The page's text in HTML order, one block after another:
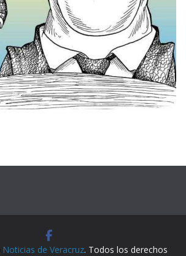
Noticias de Veracruz. Todos los derechos